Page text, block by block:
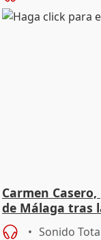
Carmen
de Málaga tras
Sonido